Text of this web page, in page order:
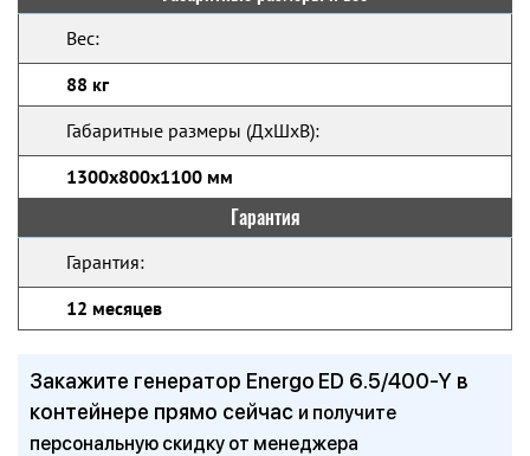
Вес:
88 кг
Габаритные размеры (ДхШхВ):
1300x800x1100 мм
Гарантия
Гарантия:
12 месяцев
Закажите генератор Energo ED 6.5/400-Y в
контейнере прямо сейчас и получите
персональную скидку от менеджера